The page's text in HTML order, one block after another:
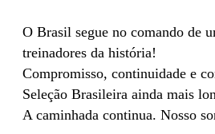
O Brasil segue no comando de
treinadores da história!
Compromisso, continuidade e
Seleção Brasileira ainda mais
A caminhada continua. Nosso